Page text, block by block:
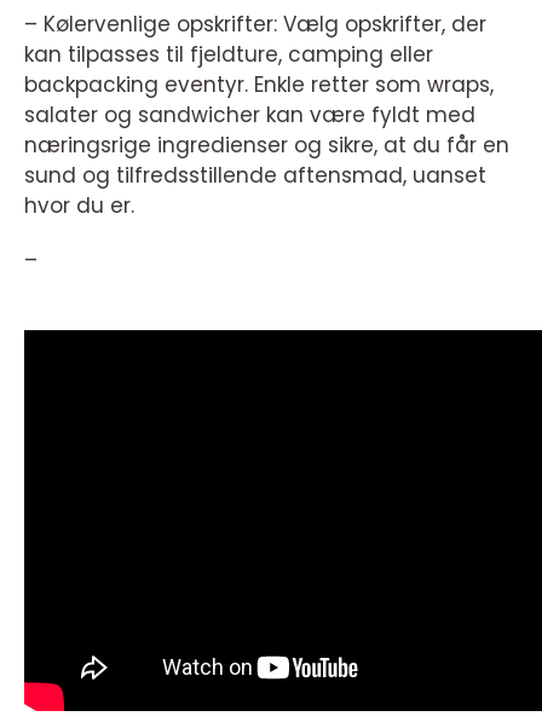
– Kølervenlige opskrifter: Vælg opskrifter, der
kan tilpasses til fjeldture, camping eller
backpacking eventyr. Enkle retter som wraps,
salater og sandwicher kan være fyldt med
næringsrige ingredienser og sikre, at du får en
sund og tilfredsstillende aftensmad, uanset
hvor du er.
–